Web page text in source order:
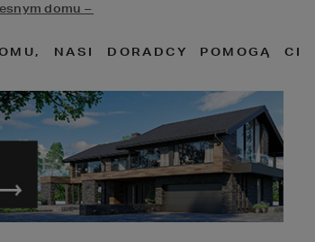
domu –
NASI DORADCY POMOGĄ CI